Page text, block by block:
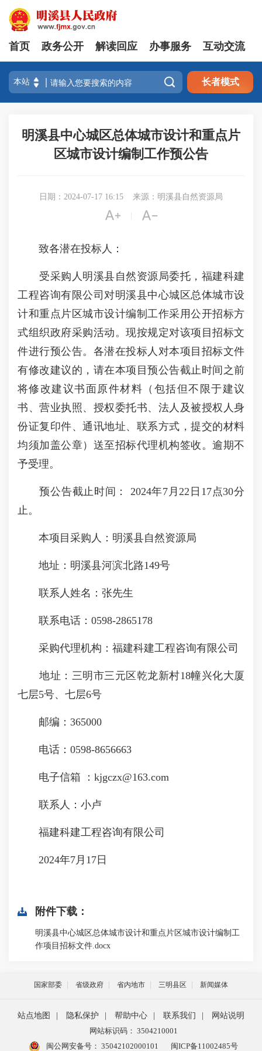
首页 政务公开 解读回应 办事服务 互动交流
 长者模式
明溪县中心城区总体城市设计和重点片
区城市设计编制工作预公告
日期：2024-07-17 16:15 来源：明溪县自然资源局
 
致各潜在投标人：
受采购人明溪县自然资源局委托，福建科建
工程咨询有限公司对明溪县中心城区总体城市设
计和重点片区城市设计编制工作采用公开招标方
式组织政府采购活动。现按规定对该项目招标文
件进行预公告。各潜在投标人对本项目招标文件
有修改建议的，请在本项目预公告截止时间之前
将修改建议书面原件材料（包括但不限于建议
书、营业执照、授权委托书、法人及被授权人身
份证复印件、通讯地址、联系方式，提交的材料
均须加盖公章）送至招标代理机构签收。逾期不
予受理。
预公告截止时间： 2024年7月22日17点30分
止。
本项目采购人：明溪县自然资源局
地址：明溪县河滨北路149号
联系人姓名：张先生
联系电话：0598-2865178
采购代理机构：福建科建工程咨询有限公司
地址：三明市三元区乾龙新村18幢兴化大厦
七层5号、七层6号
邮编：365000
电话：0598-8656663
电子信箱 ：kjgczx@163.com
联系人：小卢
福建科建工程咨询有限公司
2024年7月17日
附件下载：
明溪县中心城区总体城市设计和重点片区城市设计编制工
作项目招标文件.docx
国家部委 省级政府 省内地市 三明县区 新闻媒体
站点地图 隐私保护 帮助中心 联系我们
网站说明
网站标识码： 3504210001
闽公网安备号： 35042102000101 闽ICP备11002485号